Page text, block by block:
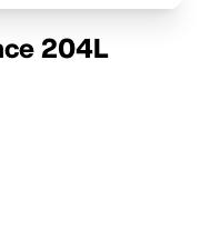
204L